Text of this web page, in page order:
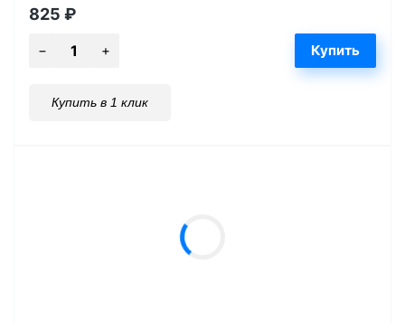
825 ₽
Купить в 1 клик